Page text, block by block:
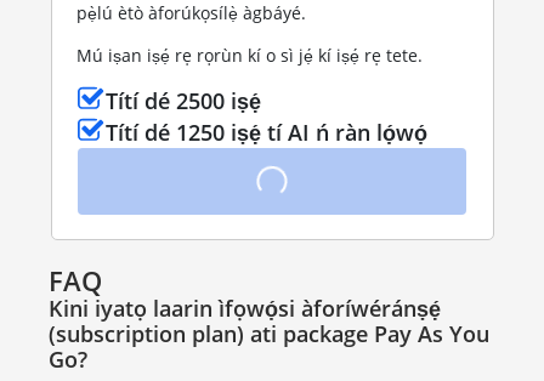
pẹ̀lú ètò àforúkọsílẹ̀ àgbáyé.
Mú iṣan iṣẹ́ rẹ rọrùn kí o sì jẹ́ kí iṣẹ́ rẹ tete.
Títí dé 2500 iṣẹ́
Títí dé 1250 iṣẹ́ tí AI ń ràn lọ́wọ́
FAQ
Kini iyatọ laarin ìfọwọ́si àforíwéránṣẹ́
(subscription plan) ati package Pay As You
Go?